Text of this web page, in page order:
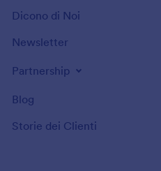
Dicono di Noi
Newsletter
Partnership
Blog
Storie dei Clienti